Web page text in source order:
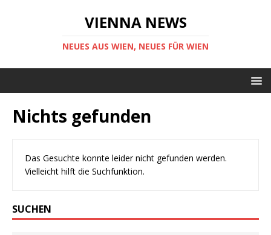
VIENNA NEWS
NEUES AUS WIEN, NEUES FÜR WIEN
Nichts gefunden
Das Gesuchte konnte leider nicht gefunden werden.
Vielleicht hilft die Suchfunktion.
SUCHEN